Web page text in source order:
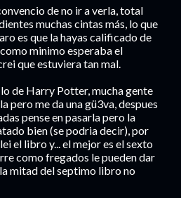
de no ir a verla, total
muchas cintas más, lo que
es que la hayas calificado de
minimo esperaba el
que estuviera tan mal.
lo de Harry Potter, mucha gente
pero me da una gü3va, despues
pense en pasarla pero la
bien (se podria decir), por
el libro y... el mejor es el sexto
como fregados le pueden dar
mitad del septimo libro no